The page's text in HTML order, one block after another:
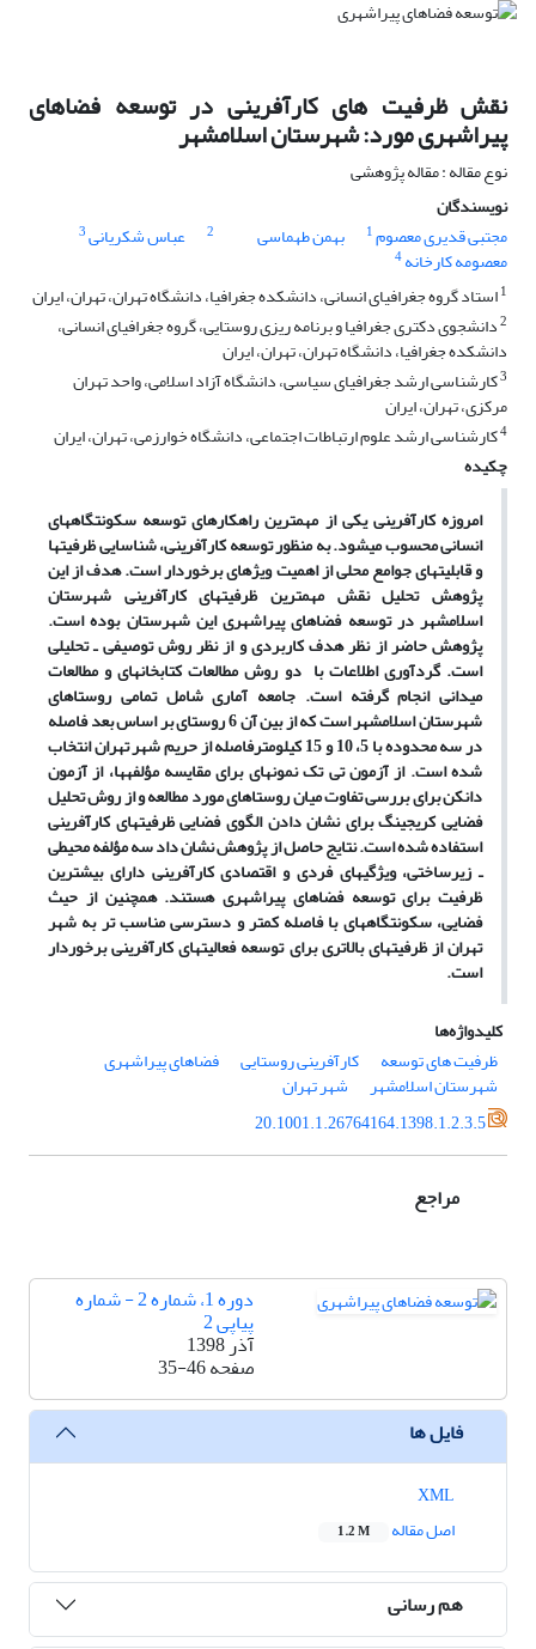
نقش ظرفیت های کارآفرینی در توسعه فضاهای
پیراشهری مورد: شهرستان اسلامشهر
نوع مقاله : مقاله پژوهشی
نویسندگان
مجتبی قدیری معصوم1 بهمن طهماسی 2 عباس شکریانی3
معصومه کارخانه4
1استاد گروه جغرافیای انسانی، دانشکده جغرافیا، دانشگاه تهران، تهران، ایران
2دانشجوی دکتری جغرافیا و برنامه ریزی روستایی، گروه جغرافیای انسانی،
دانشکده جغرافیا، دانشگاه تهران، تهران، ایران
3کارشناسی ارشد جغرافیای سیاسی، دانشگاه آزاد اسلامی، واحد تهران
مرکزی، تهران، ایران
4کارشناسی ارشد علوم ارتباطات اجتماعی، دانشگاه خوارزمی، تهران، ایران
چکیده
امروزه کارآفرینی یکی از مهمترین راهکارهای توسعه سکونتگاه­های
انسانی محسوب میشود. به منظور توسعه کارآفرینی، شناسایی ظرفیتها
و قابلیتهای جوامع محلی از اهمیت ویژهای برخوردار است. هدف از این
پژوهش تحلیل نقش مهمترین ظرفیت­های کارآفرینی شهرستان
اسلامشهر در توسعه فضاهای پیراشهری این شهرستان بوده است.
پژوهش حاضر از نظر هدف کاربردی و از نظر روش توصیفی ـ تحلیلی
است. گرد­آوری اطلاعات با دو روش مطالعات کتابخانهای و مطالعات
میدانی انجام گرفته است. جامعه آماری شامل تمامی روستاهای
شهرستان اسلامشهر است که از بین آن 6 روستای بر اساس بعد فاصله
در سه محدوده با 5، 10 و 15 کیلومترفاصله از حریم شهر تهران انتخاب
شده است. از آزمون تی تک نمونهای برای مقایسه مؤلفهها، از آزمون
دانکن برای بررسی تفاوت میان روستاهای مورد مطالعه و از روش تحلیل
فضایی کریجینگ برای نشان دادن الگوی فضایی ظرفیتهای کارآفرینی
استفاده شده است. نتایج حاصل از پژوهش نشان داد سه مؤلفه محیطی
ـ زیرساختی، ویژگیهای فردی و اقتصادی کارآفرینی دارای بیشترین
ظرفیت برای توسعه فضاهای پیراشهری هستند. همچنین از حیث
فضایی، سکونتگاه­های با فاصله کمتر و دسترسی مناسب تر به شهر
تهران از ظرفیتهای بالاتری برای توسعه فعالیتهای کارآفرینی برخوردار
است.
کلیدواژه‌ها
ظرفیت های توسعه
کارآفرینی روستایی فضاهای پیراشهری
شهرستان اسلامشهر
شهر تهران
20.1001.1.26764164.1398.1.2.3.5
مراجع
دوره 1، شماره 2 - شماره
پیاپی 2
آذر 1398
صفحه35-46
فایل ها
اصل مقاله
1.2 M
هم رسانی